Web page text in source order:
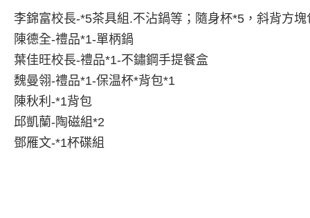
李錦富校長-*5茶具組.不沾鍋等；隨身杯*5，斜背方塊
陳德全-禮品*1-單柄鍋
葉佳旺校長-禮品*1-不鏽鋼手提餐盒
魏曼翎-禮品*1-保温杯*背包*1
陳秋利-*1背包
邱凱蘭-陶磁組*2
鄧雁文-*1杯碟組